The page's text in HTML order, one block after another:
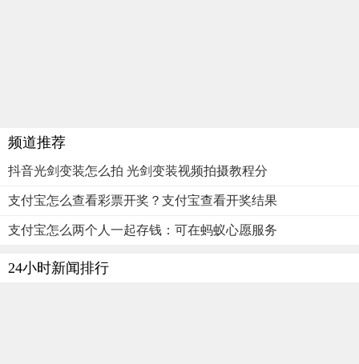
频道推荐
抖音光剑变装怎么拍 光剑变装视频拍摄教程分
支付宝怎么查看彩票开奖？支付宝查看开奖结果
支付宝怎么两个人一起存钱：可在蚂蚁心愿服务
24小时新闻排行